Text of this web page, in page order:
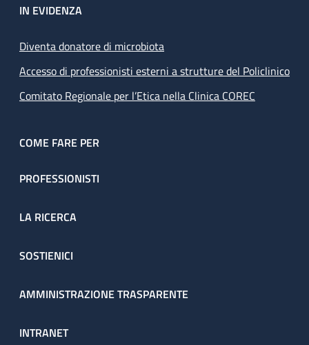
IN EVIDENZA
Diventa donatore di microbiota
Accesso di professionisti esterni a strutture del Policlinico
Comitato Regionale per l’Etica nella Clinica COREC
COME FARE PER
PROFESSIONISTI
LA RICERCA
SOSTIENICI
AMMINISTRAZIONE TRASPARENTE
INTRANET